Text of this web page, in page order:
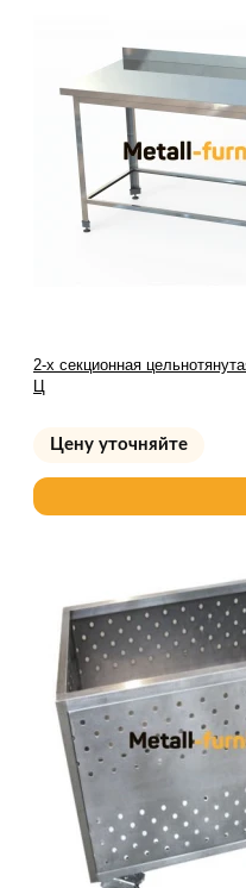
2-х секционная
Ц
Цену уточняйте